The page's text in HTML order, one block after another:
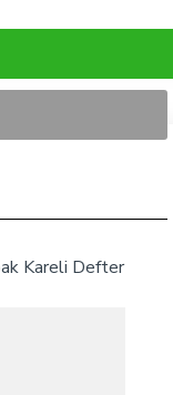
Kareli Defter